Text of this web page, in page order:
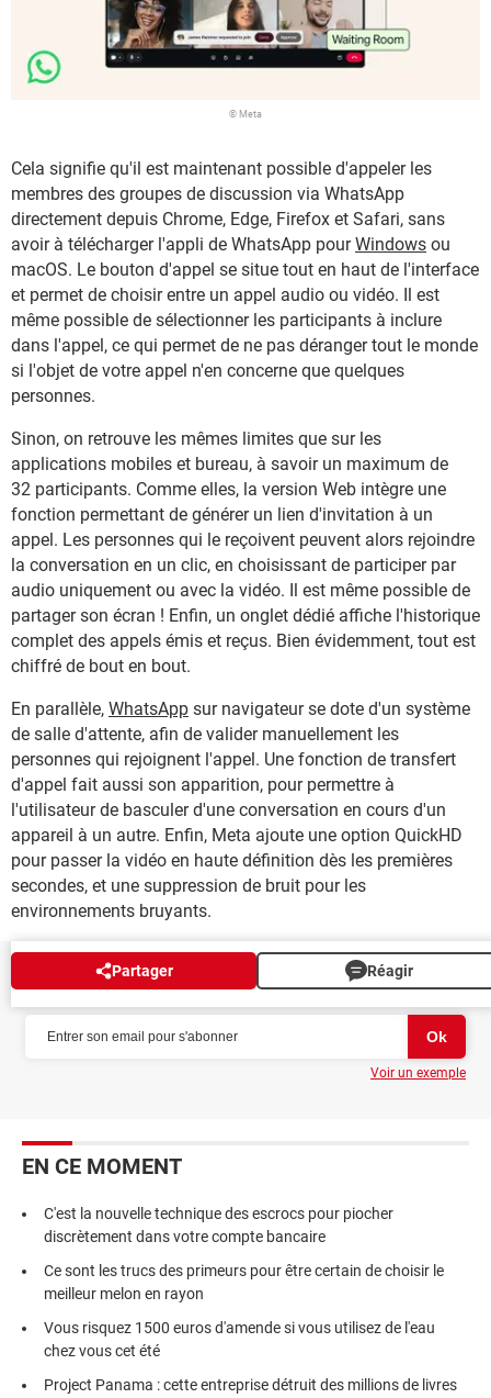
© Meta
Cela signifie qu'il est maintenant possible d'appeler les
membres des groupes de discussion via WhatsApp
directement depuis Chrome, Edge, Firefox et Safari, sans
avoir à télécharger l'appli de WhatsApp pourWindows ou
macOS. Le bouton d'appel se situe tout en haut de l'interface
et permet de choisir entre un appel audio ou vidéo. Il est
même possible de sélectionner les participants à inclure
dans l'appel, ce qui permet de ne pas déranger tout le monde
si l'objet de votre appel n'en concerne que quelques
personnes.
Sinon, on retrouve les mêmes limites que sur les
applications mobiles et bureau, à savoir un maximum de
32 participants. Comme elles, la version Web intègre une
fonction permettant de générer un lien d'invitation à un
appel. Les personnes qui le reçoivent peuvent alors rejoindre
la conversation en un clic, en choisissant de participer par
audio uniquement ou avec la vidéo. Il est même possible de
partager son écran ! Enfin, un onglet dédié affiche l'historique
complet des appels émis et reçus. Bien évidemment, tout est
chiffré de bout en bout.
En parallèle, WhatsApp sur navigateur se dote d'un système
de salle d'attente, afin de valider manuellement les
personnes qui rejoignent l'appel. Une fonction de transfert
d'appel fait aussi son apparition, pour permettre à
l'utilisateur de basculer d'une conversation en cours d'un
appareil à un autre. Enfin, Meta ajoute une option QuickHD
pour passer la vidéo en haute définition dès les premières
secondes, et une suppression de bruit pour les
environnements bruyants.
Partager Réagir
NEWSLETTER
Voir un exemple
EN CE MOMENT
C'est la nouvelle technique des escrocs pour piocher
discrètement dans votre compte bancaire
Ce sont les trucs des primeurs pour être certain de choisir le
meilleur melon en rayon
Vous risquez 1500 euros d'amende si vous utilisez de l'eau
chez vous cet été
Project Panama : cette entreprise détruit des millions de livres